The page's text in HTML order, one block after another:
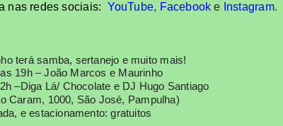
nas redes sociais: YouTube, Facebook e Instagram.
terá samba, sertanejo e muito mais!
19h – João Marcos e Maurinho
–Diga Lá/ Chocolate e DJ Hugo Santiago
Caram, 1000, São José, Pampulha)
e estacionamento: gratuitos